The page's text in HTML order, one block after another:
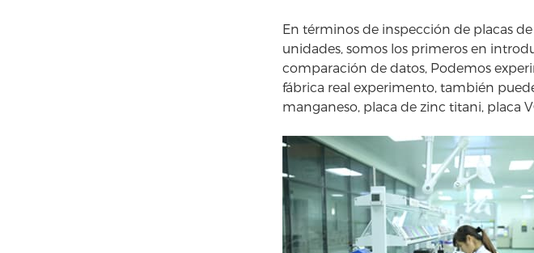
En términos de inspección de placas
unidades, somos los primeros en
comparación de datos, Podemos
fábrica real experimento, también
manganeso, placa de zinc titani, placa